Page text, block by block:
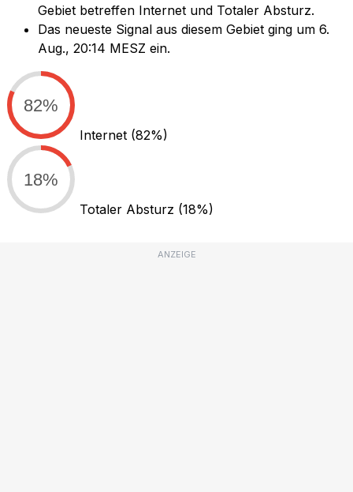
Gebiet betreffen Internet und Totaler Absturz.
Das neueste Signal aus diesem Gebiet ging um 6.
Aug., 20:14 MESZ ein.
82%
Internet (82%)
18%
Totaler Absturz (18%)
ANZEIGE